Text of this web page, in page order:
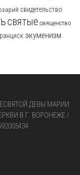
свидетельство
святые священство
экуменизм
ДЕВЫ МАРИИ
В Г. ВОРОНЕЖЕ /